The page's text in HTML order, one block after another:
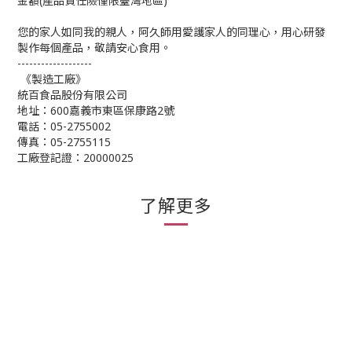
您的家人如同我的親人，阿久師用愛護家人的同理心，用心研發
製作每個產品，敬請安心食用。
-------------------
《製造工廠》
統百食品股份有限公司
地址： 600嘉義市東區保康路2號
電話： 05-2755002
傳真： 05-2755115
工廠登記證： 20000025
了解更多